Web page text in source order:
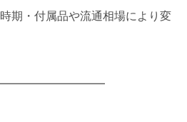
期・付属品や流通相場により変